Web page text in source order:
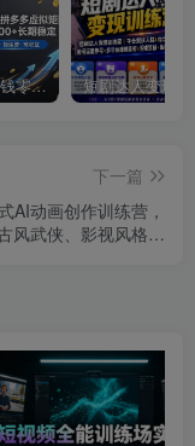
不用投资大额本钱零成本启动，做拼多多虚拟矩阵，长期稳定！轻松维持日入 1000
下一篇
AI动画创作训练营，
风武侠、影视风格、